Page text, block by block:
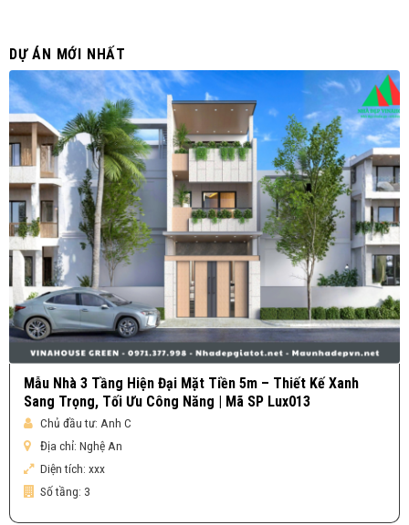
DỰ ÁN MỚI NHẤT
Mẫu Nhà 3 Tầng Hiện Đại Mặt Tiền 5m – Thiết Kế Xanh
Sang Trọng, Tối Ưu Công Năng | Mã SP Lux013
Chủ đầu tư: Anh C
Địa chỉ: Nghệ An
Diện tích: xxx
Số tầng: 3